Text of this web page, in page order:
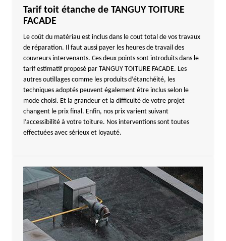
Tarif toit étanche de TANGUY TOITURE
FACADE
Le coût du matériau est inclus dans le cout total de vos travaux
de réparation. Il faut aussi payer les heures de travail des
couvreurs intervenants. Ces deux points sont introduits dans le
tarif estimatif proposé par TANGUY TOITURE FACADE. Les
autres outillages comme les produits d’étanchéité, les
techniques adoptés peuvent également être inclus selon le
mode choisi. Et la grandeur et la difficulté de votre projet
changent le prix final. Enfin, nos prix varient suivant
l’accessibilité à votre toiture. Nos interventions sont toutes
effectuées avec sérieux et loyauté.